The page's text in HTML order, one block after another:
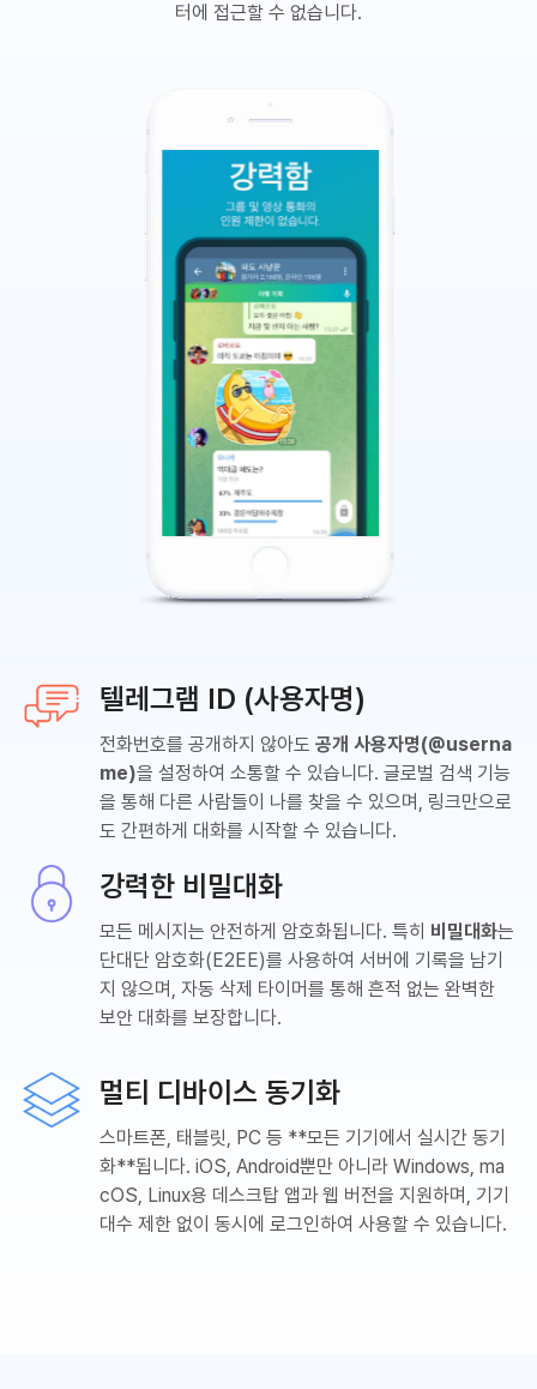
터에 접근할 수 없습니다.
텔레그램 ID (사용자명)
전화번호를 공개하지 않아도 공개 사용자명(@userna
me)을 설정하여 소통할 수 있습니다. 글로벌 검색 기능
을 통해 다른 사람들이 나를 찾을 수 있으며, 링크만으로
도 간편하게 대화를 시작할 수 있습니다.
강력한 비밀대화
모든 메시지는 안전하게 암호화됩니다. 특히 비밀대화는
단대단 암호화(E2EE)를 사용하여 서버에 기록을 남기
지 않으며, 자동 삭제 타이머를 통해 흔적 없는 완벽한
보안 대화를 보장합니다.
멀티 디바이스 동기화
스마트폰, 태블릿, PC 등 **모든 기기에서 실시간 동기
화**됩니다. iOS, Android뿐만 아니라 Windows, ma
cOS, Linux용 데스크탑 앱과 웹 버전을 지원하며, 기기
대수 제한 없이 동시에 로그인하여 사용할 수 있습니다.